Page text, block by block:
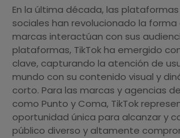
En la última década, las
sociales han revolucionado la forma
marcas interactúan con sus
plataformas, TikTok ha emergido
clave, capturando la atención de
mundo con su contenido visual y
corto. Para las marcas y agencias
como Punto y Coma, TikTok
oportunidad única para alcanzar y
público diverso y altamente